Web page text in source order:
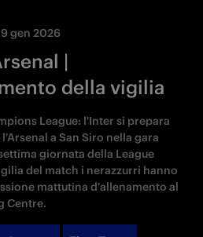
gen 2026
|
della vigilia
League: l'Inter si prepara
a San Siro nella gara
giornata della League
del match i nerazzurri hanno
mattutina d'allenamento al
Centre.